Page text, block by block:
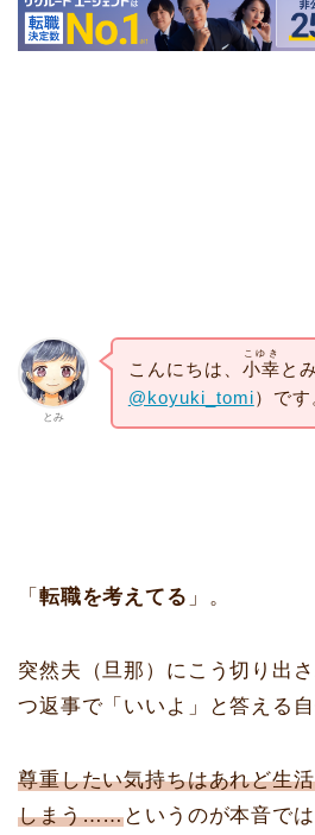
とみ
こんにちは、 小幸
こゆき
と
@koyuki_tomi）です
「 転職を考えてる 」。
突然夫（旦那）にこう切り出
つ返事で「いいよ」と答える
尊重したい気持ちはあれど生
しまう……というのが本音で